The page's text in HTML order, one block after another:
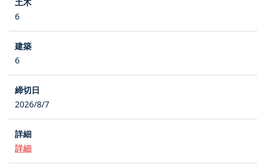
6
6
2026/8/7
詳細